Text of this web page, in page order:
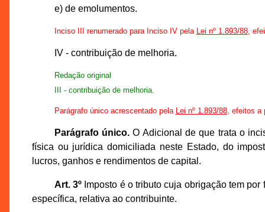
e) de emolumentos.
Inciso III renumerado para Inciso IV pela Lei nº 1.893/88,
IV - contribuição de melhoria.
Redação original
III - contribuição de melhoria.
Parágrafo único acrescentado pela Lei nº 1.893/88, efeitos a
Parágrafo único.O Adicional de que trata o
física ou jurídica domiciliada neste Estado, do
lucros, ganhos e rendimentos de capital.
Art. 3ºImposto é o tributo cuja obrigação tem
específica, relativa ao contribuinte.